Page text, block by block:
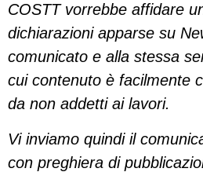
COSTT vorrebbe affidare
dichiarazioni apparse su
comunicato e alla stessa
cui contenuto è facilmente
da non addetti ai lavori.
Vi inviamo quindi il
con preghiera di